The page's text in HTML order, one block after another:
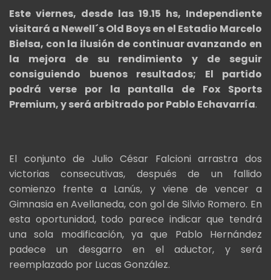
Este viernes, desde las 19.15 hs, Independiente
visitará a Newell´s Old Boys en el Estadio Marcelo
Bielsa, con la ilusión de continuar avanzando en
la mejora de su rendimiento y de seguir
consiguiendo buenos resultados; El partido
podrá verse por la pantalla de Fox Sports
Premium, y será arbitrado por Pablo Echavarría.
El conjunto de Julio César Falcioni arrastra dos
victorias consecutivas, después de un fallido
comienzo frente a Lanús, y viene de vencer a
Gimnasia en Avellaneda, con gol de Silvio Romero. En
esta oportunidad, todo parece indicar que tendrá
una sola modificación, ya que Pablo Hernández
padece un desgarro en el aductor, y será
reemplazado por Lucas González.